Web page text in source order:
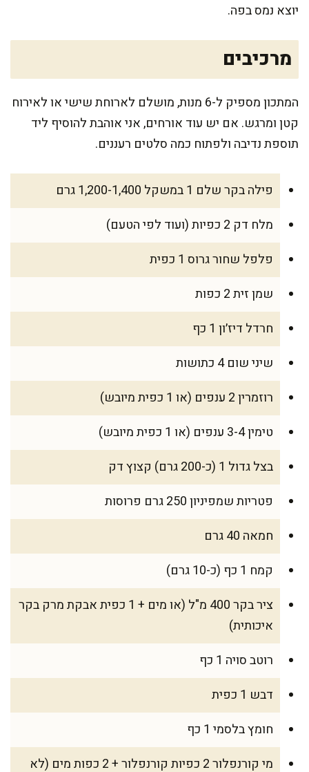
יוצא נמס בפה.
מרכיבים
המתכון מספיק ל-6 מנות, מושלם לארוחת שישי או לאירוח
קטן ומרגש. אם יש עוד אורחים, אני אוהבת להוסיף ליד
תוספת נדיבה ולפתוח כמה סלטים רעננים.
פילה בקר שלם 1 במשקל 1,200-1,400 גרם
מלח דק 2 כפיות (ועוד לפי הטעם)
פלפל שחור גרוס 1 כפית
שמן זית 2 כפות
חרדל דיז׳ון 1 כף
שיני שום 4 כתושות
רוזמרין 2 ענפים (או 1 כפית מיובש)
טימין 3-4 ענפים (או 1 כפית מיובש)
בצל גדול 1 (כ-200 גרם) קצוץ דק
פטריות שמפיניון 250 גרם פרוסות
חמאה 40 גרם
קמח 1 כף (כ-10 גרם)
ציר בקר 400 מ"ל (או מים + 1 כפית אבקת מרק בקר
איכותית)
רוטב סויה 1 כף
דבש 1 כפית
חומץ בלסמי 1 כף
מי קורנפלור 2 כפיות קורנפלור + 2 כפות מים (לא